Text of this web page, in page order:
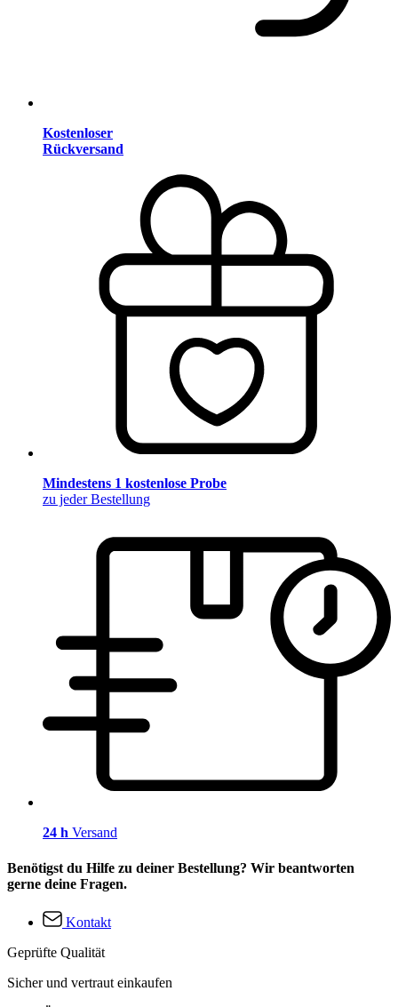
Kostenloser
Rückversand
Mindestens 1 kostenlose Probe
zu jeder Bestellung
24 h Versand
Benötigst du Hilfe zu deiner Bestellung? Wir beantworten
gerne deine Fragen.
Kontakt
Geprüfte Qualität
Sicher und vertraut einkaufen